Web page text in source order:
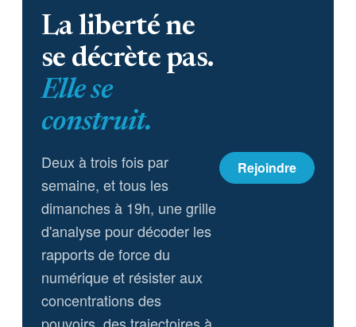
La liberté ne
se décrète pas.
Elle se
construit.
Deux à trois fois par
semaine, et tous les
dimanches à 19h, une grille
d'analyse pour décoder les
rapports de force du
numérique et résister aux
concentrations des
Rejoindre